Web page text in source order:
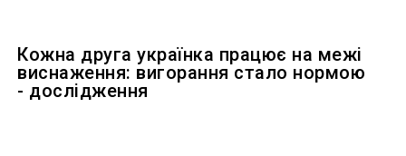
Кожна друга українка працює на межі
виснаження: вигорання стало нормою
- дослідження